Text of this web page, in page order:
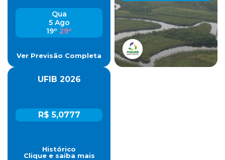
Qua
5 Ago
19º 29º
Ver Previsão Completa
UFIB 2026
R$ 5,0777
Histórico
Clique e saiba mais